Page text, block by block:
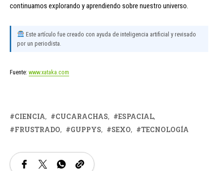
continuamos explorando y aprendiendo sobre nuestro universo.
Este artículo fue creado con ayuda de inteligencia artificial y revisado
por un periodista.
Fuente: www.xataka.com
CIENCIA CUCARACHAS
ESPACIAL
FRUSTRADO
GUPPYS SEXO TECNOLOGÍA